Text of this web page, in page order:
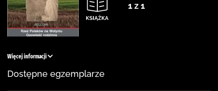
1 z 1
Więcej informacji
Dostępne egzemplarze